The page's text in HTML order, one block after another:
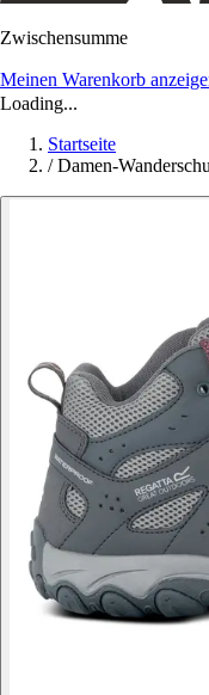
Zwischensumme
Meinen Warenkorb
Loading...
Startseite
/ Damen-